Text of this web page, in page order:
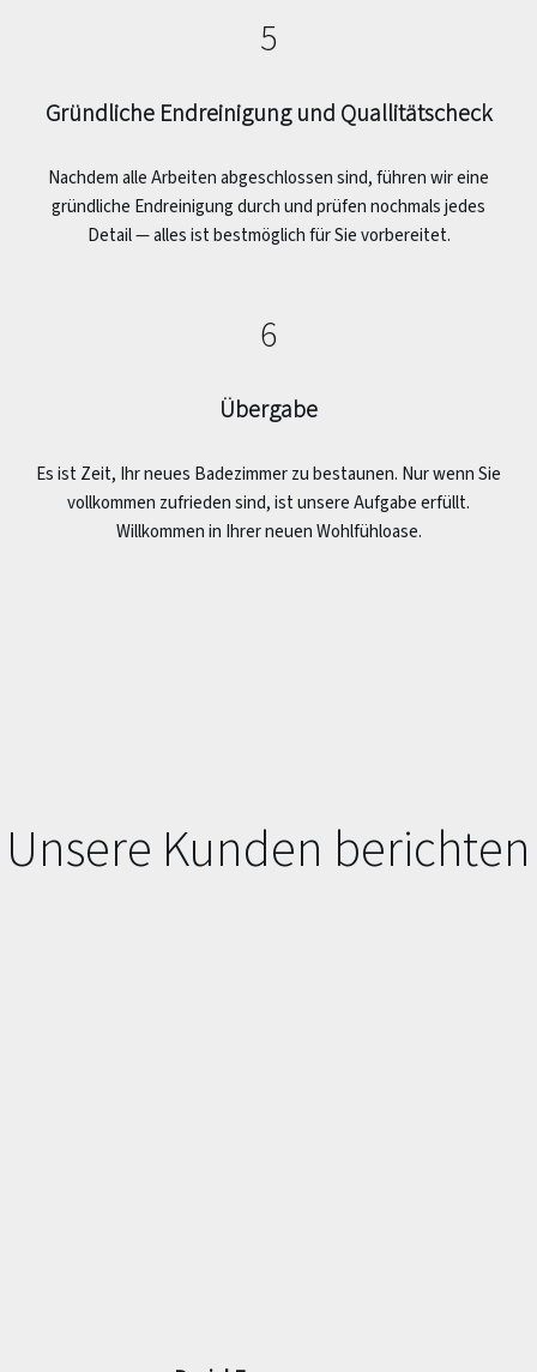
5
Gründliche Endreinigung und Quallitätscheck
Nachdem alle Arbeiten abgeschlossen sind, führen wir eine
gründliche Endreinigung durch und prüfen nochmals jedes
Detail — alles ist bestmöglich für Sie vorbereitet.
6
Übergabe
Es ist Zeit, Ihr neues Badezimmer zu bestaunen. Nur wenn Sie
vollkommen zufrieden sind, ist unsere Aufgabe erfüllt.
Willkommen in Ihrer neuen Wohlfühloase.
Unsere Kunden berichten